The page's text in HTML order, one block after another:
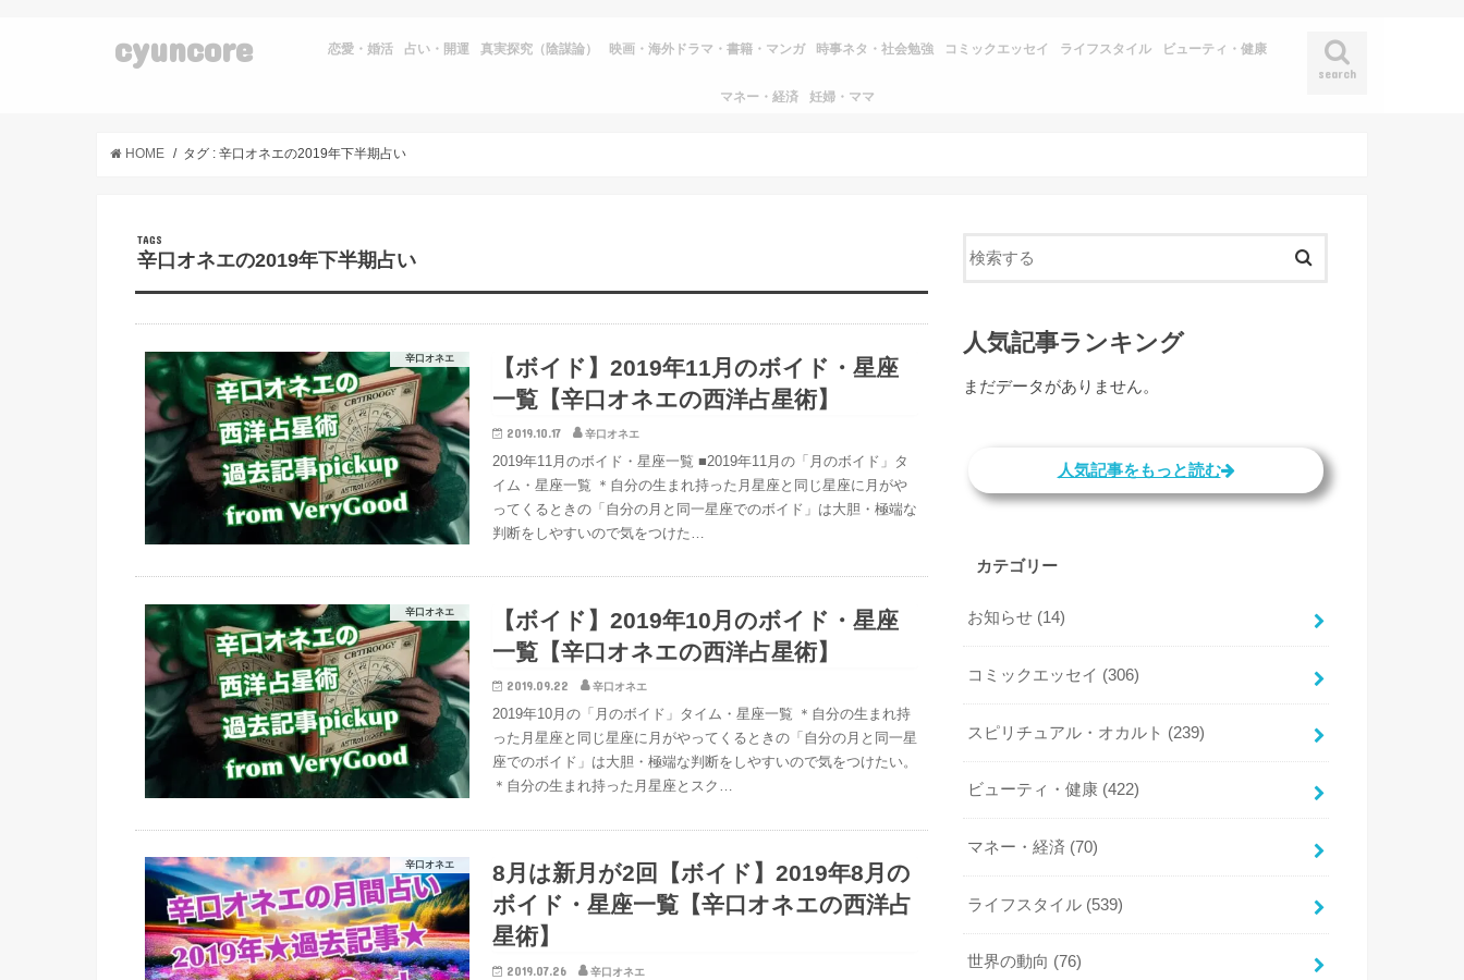
cyuncore
search
恋愛・婚活 占い・開運 真実探究（陰謀論） 映画・海外ドラマ・書籍・マンガ 時事ネタ・社会勉強 コミックエッセイ ライフスタイル ビューティ・健康
マネー・経済 妊婦・ママ
HOME タグ : 辛口オネエの2019年下半期占い
辛口オネエの2019年下半期占い
辛口オネエ
【ボイド】2019年11月のボイド・星座
一覧【辛口オネエの西洋占星術】
2019.10.17 辛口オネエ
2019年11月のボイド・星座一覧 ■2019年11月の「月のボイド」タ
イム・星座一覧 ＊自分の生まれ持った月星座と同じ星座に月がや
ってくるときの「自分の月と同一星座でのボイド」は大胆・極端な
判断をしやすいので気をつけた…
辛口オネエ
【ボイド】2019年10月のボイド・星座
一覧【辛口オネエの西洋占星術】
2019.09.22 辛口オネエ
2019年10月の「月のボイド」タイム・星座一覧 ＊自分の生まれ持
った月星座と同じ星座に月がやってくるときの「自分の月と同一星
座でのボイド」は大胆・極端な判断をしやすいので気をつけたい。
＊自分の生まれ持った月星座とスク…
辛口オネエ
8月は新月が2回【ボイド】2019年8月の
ボイド・星座一覧【辛口オネエの西洋占
星術】
2019.07.26 辛口オネエ
人気記事ランキング
まだデータがありません。
人気記事をもっと読む
カテゴリー
お知らせ (14)
コミックエッセイ (306)
スピリチュアル・オカルト (239)
ビューティ・健康 (422)
マネー・経済 (70)
ライフスタイル (539)
世界の動向 (76)